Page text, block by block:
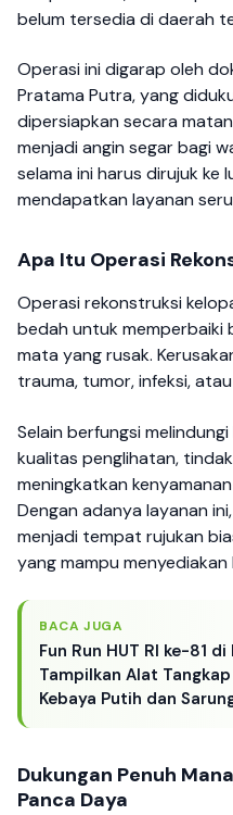
belum tersedia di daerah
Operasi ini digarap oleh
Pratama Putra, yang
dipersiapkan secara
menjadi angin segar bagi
selama ini harus dirujuk ke
mendapatkan layanan
Apa Itu Operasi
Operasi rekonstruksi
bedah untuk memperbaiki
mata yang rusak.
trauma, tumor, infeksi,
Selain berfungsi
kualitas penglihatan,
meningkatkan
Dengan adanya layanan
menjadi tempat rujukan
yang mampu
BACA JUGA
Fun Run HUT RI ke-81
Tampilkan Alat
Kebaya Putih dan
Dukungan Penuh
Panca Daya